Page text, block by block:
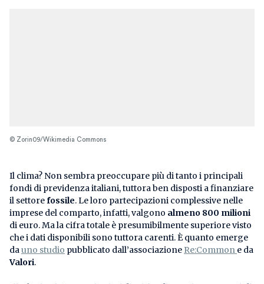
© Zorin09/Wikimedia Commons
Il clima? Non sembra preoccupare più di tanto i principali
fondi di previdenza italiani, tuttora ben disposti a finanziare
il settorefossile. Le loro partecipazioni complessive nelle
imprese del comparto, infatti, valgono almeno 800 milioni
di euro. Ma la cifra totale è presumibilmente superiore visto
che i dati disponibili sono tuttora carenti. È quanto emerge
dauno studio pubblicato dall’associazione Re:Common e da
Valori.